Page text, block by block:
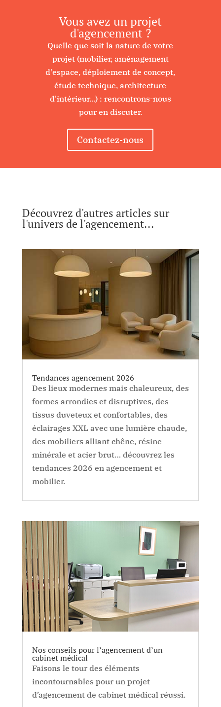
Vous avez un projet
d'agencement ?
Quelle que soit la nature de votre
projet (mobilier, aménagement
d'espace, déploiement de concept,
étude technique, architecture
d'intérieur...) : rencontrons-nous
pour en discuter.
Contactez-nous
Découvrez d'autres articles sur
l'univers de l'agencement...
Tendances agencement 2026
Des lieux modernes mais chaleureux, des
formes arrondies et disruptives, des
tissus duveteux et confortables, des
éclairages XXL avec une lumière chaude,
des mobiliers alliant chêne, résine
minérale et acier brut… découvrez les
tendances 2026 en agencement et
mobilier.
Nos conseils pour l’agencement d’un
cabinet médical
Faisons le tour des éléments
incontournables pour un projet
d’agencement de cabinet médical réussi.